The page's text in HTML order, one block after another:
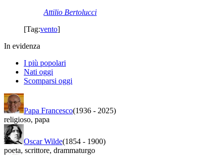
Attilio Bertolucci
[Tag:vento]
In evidenza
I più popolari
Nati oggi
Scomparsi oggi
Papa Francesco(1936 - 2025)
religioso, papa
Oscar Wilde(1854 - 1900)
poeta, scrittore, drammaturgo